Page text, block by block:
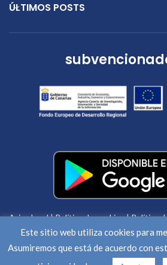
ÚLTIMOS POSTS
Aviso legal|Política de cookies|Política
2020 CREATED BY
Este sitio web utiliza cookies para
Asumiremos que está de acuerdo con